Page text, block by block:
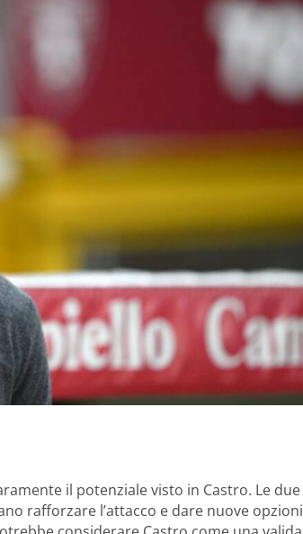
il potenziale visto in Castro. Le due
rafforzare l’attacco e dare nuove opzioni